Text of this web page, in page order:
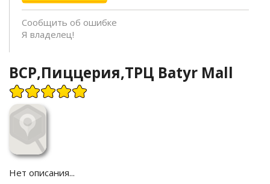
Сообщить об ошибке
Я владелец!
BCP,Пиццерия,ТРЦ Batyr Mall
Нет описания...